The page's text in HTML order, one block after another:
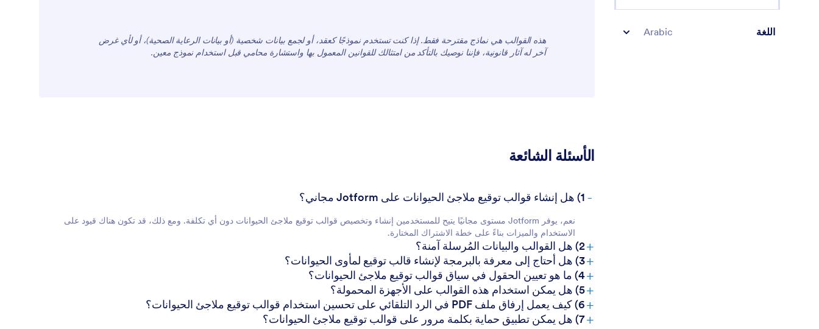
For Customers
هذه القوالب هي نماذج مقترحة فقط. إذا كنت تستخدم نموذجًا كعقد، أو لجمع بيانات شخصية (أو بيانات الرعاية الصحية)، أو لأي غرض
آخر له آثار قانونية، فإننا نوصيك بالتأكد من امتثالك للقوانين المعمول بها واستشارة محامي قبل استخدام نموذج معين.
الأسئلة الشائعة
- 1) هل إنشاء قوالب توقيع ملاجئ الحيوانات على Jotform مجاني؟
نعم، يوفر Jotform مستوى مجانيًا يتيح للمستخدمين إنشاء وتخصيص قوالب توقيع ملاجئ الحيوانات دون أي تكلفة. ومع ذلك، قد تكون هناك قيود على
الاستخدام والميزات بناءً على خطة الاشتراك المختارة.
+2) هل القوالب والبيانات المُرسلة آمنة؟
+3) هل أحتاج إلى معرفة بالبرمجة لإنشاء قالب توقيع لمأوى الحيوانات؟
+4) ما هو تعيين الحقول في سياق قوالب توقيع ملاجئ الحيوانات؟
+5) هل يمكن استخدام هذه القوالب على الأجهزة المحمولة؟
+6) كيف يعمل إرفاق ملف PDF في الرد التلقائي على تحسين استخدام قوالب توقيع ملاجئ الحيوانات؟
+7) هل يمكن تطبيق حماية بكلمة مرور على قوالب توقيع ملاجئ الحيوانات؟
اللغة Arabic